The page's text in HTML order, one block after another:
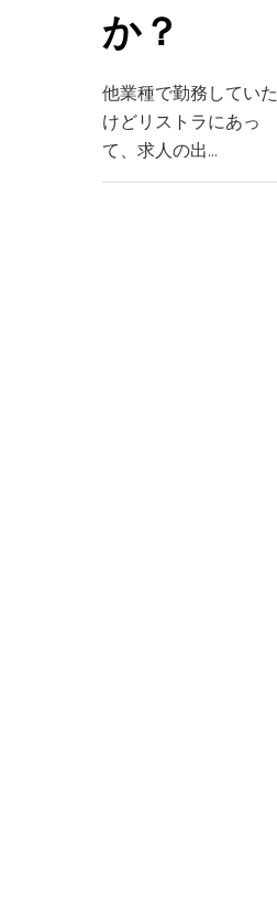
か？
他業種で勤務していた
けどリストラにあっ
て、求人の出…